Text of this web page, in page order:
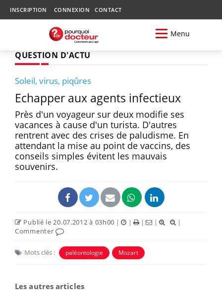
INSCRIPTION CONNEXION CONTACT
Menu
QUESTION D'ACTU
Soleil, virus, piqûres
Echapper aux agents infectieux
Près d'un voyageur sur deux modifie ses
vacances à cause d'un turista. D'autres
rentrent avec des crises de paludisme. En
attendant la mise au point de vaccins, des
conseils simples évitent les mauvais
souvenirs.
Publié le 20.07.2012 à 03h00 | | | |
|
Commenter
Mots clés : paléontologie Mozart
Les autres articles